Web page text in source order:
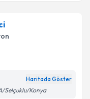
takvimi talebi
almanız için bir
bilgilendireceğiz.
Haritada Göster
Selçuklu/Konya